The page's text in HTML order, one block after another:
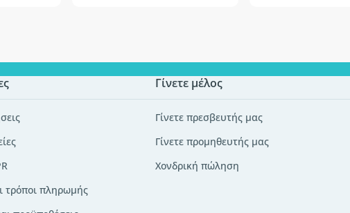
τρόποι πληρωμής
Γίνετε μέλος
Γίνετε πρεσβευτής μας
Γίνετε προμηθευτής μας
Χονδρική πώληση